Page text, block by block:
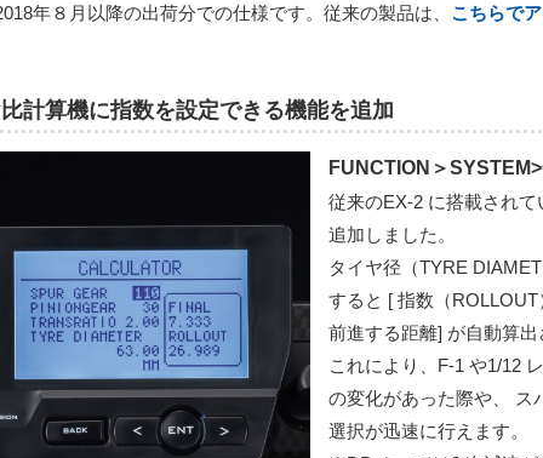
年８月以降の出荷分での仕様です。従来の製品は、 こちらで
計算機に指数を設定できる機能を追加
FUNCTION＞
従来のEX-2 に搭載され
追加しました。
タイヤ径（TYRE
すると [ 指数（
前進する距離] が自動算
これにより、F-1 や1/12
の変化があった際や、 ス
選択が迅速に行えます。